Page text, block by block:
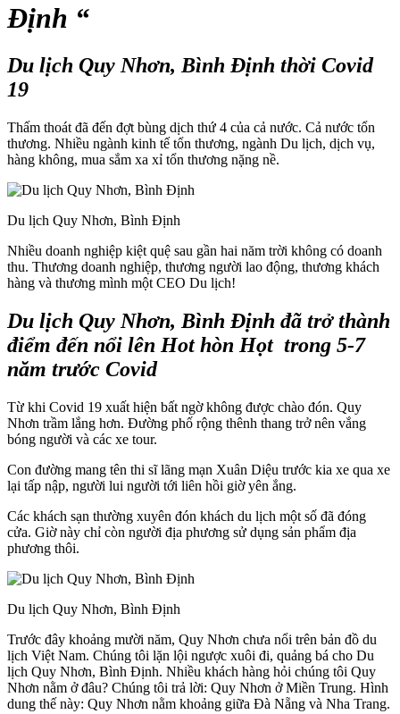
Định “
Du lịch Quy Nhơn, Bình Định thời Covid
19
Thấm thoát đã đến đợt bùng dịch thứ 4 của cả nước. Cả nước tổn
thương. Nhiều ngành kinh tế tổn thương, ngành Du lịch, dịch vụ,
hàng không, mua sắm xa xỉ tổn thương nặng nề.
Du lịch Quy Nhơn, Bình Định
Nhiều doanh nghiệp kiệt quệ sau gần hai năm trời không có doanh
thu. Thương doanh nghiệp, thương người lao động, thương khách
hàng và thương mình một CEO Du lịch!
Du lịch Quy Nhơn, Bình Định đã trở thành
điểm đến nổi lên Hot hòn Họt trong 5-7
năm trước Covid
Từ khi Covid 19 xuất hiện bất ngờ không được chào đón. Quy
Nhơn trầm lắng hơn. Đường phố rộng thênh thang trở nên vắng
bóng người và các xe tour.
Con đường mang tên thi sĩ lãng mạn Xuân Diệu trước kia xe qua xe
lại tấp nập, người lui người tới liên hồi giờ yên ắng.
Các khách sạn thường xuyên đón khách du lịch một số đã đóng
cửa. Giờ này chỉ còn người địa phương sử dụng sản phẩm địa
phương thôi.
Du lịch Quy Nhơn, Bình Định
Trước đây khoảng mười năm, Quy Nhơn chưa nổi trên bản đồ du
lịch Việt Nam. Chúng tôi lặn lội ngược xuôi đi, quảng bá cho Du
lịch Quy Nhơn, Bình Định. Nhiều khách hàng hỏi chúng tôi Quy
Nhơn nằm ở đâu? Chúng tôi trả lời: Quy Nhơn ở Miền Trung. Hình
dung thế này: Quy Nhơn nằm khoảng giữa Đà Nẵng và Nha Trang.